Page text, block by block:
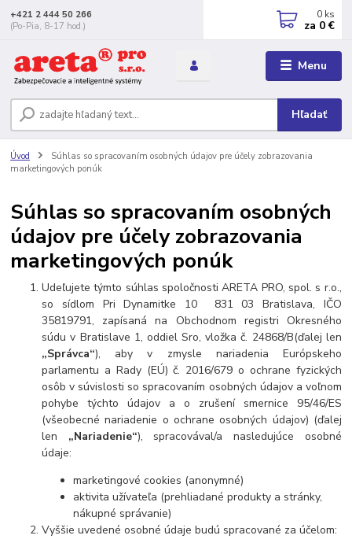
Menu
Hľadať
+421 2 444 50 266
(Po-Pia, 8-17 hod.)
0 ks
za 0 €
Úvod
Súhlas so spracovaním osobných údajov pre účely zobrazovania
marketingových ponúk
Súhlas so spracovaním osobných
údajov pre účely zobrazovania
marketingových ponúk
Udeľujete týmto súhlas spoločnosti ARETA PRO, spol. s r.o.,
so sídlom Pri Dynamitke 10 831 03 Bratislava, IČO
35819791, zapísaná na Obchodnom registri Okresného
súdu v Bratislave 1, oddiel Sro, vložka č. 24868/B(ďalej len
„Správca“), aby v zmysle nariadenia Európskeho
parlamentu a Rady (EÚ) č. 2016/679 o ochrane fyzických
osôb v súvislosti so spracovaním osobných údajov a voľnom
pohybe týchto údajov a o zrušení smernice 95/46/ES
(všeobecné nariadenie o ochrane osobných údajov) (ďalej
len „Nariadenie“), spracovával/a nasledujúce osobné
údaje:
marketingové cookies (anonymné)
aktivita užívateľa (prehliadané produkty a stránky,
nákupné správanie)
Vyššie uvedené osobné údaje budú spracované za účelom: